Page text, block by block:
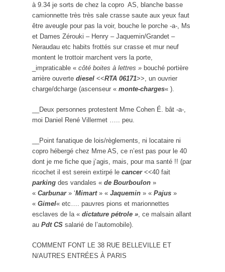
à 9.34 je sorts de chez la copro AS, blanche basse
camionnette très très sale crasse saute aux yeux faut
être aveugle pour pas la voir, bouche le porche -a-, Ms
et Dames Zérouki – Henry – Jaquemin/Grandet –
Neraudau etc habits frottés sur crasse et mur neuf
montent le trottoir marchent vers la porte,
_impraticable « côté boites à lettres » bouché portière
arrière ouverte diesel <<RTA 06171>>, un ouvrier
charge/dcharge (ascenseur « monte-charges« ).
__Deux personnes protestent Mme Cohen É. bât -a-,
moi Daniel René Villermet ….. peu.
__Point fanatique de lois/règlements, ni locataire ni
copro hébergé chez Mme AS, ce n’est pas pour le 40
dont je me fiche que j’agis, mais, pour ma santé !! (par
ricochet il est serein extirpé le cancer<<40 fait
parking des vandales « de Bourboulon »
« Carbunar» ‘Mimart» « Jaquemin » « Pajus »
« Gimel« etc…. pauvres pions et marionnettes
esclaves de la « dictature pétrole », ce malsain allant
au Pdt CS salarié de l’automobile).
COMMENT FONT LE 38 RUE BELLEVILLE ET
N/AUTRES ENTRÉES À PARIS